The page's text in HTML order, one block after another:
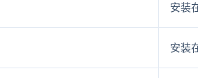
安装
安装